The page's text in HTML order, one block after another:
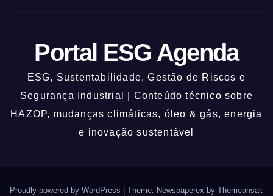
Portal ESG Agenda
ESG, Sustentabilidade, Gestão de Riscos e
Segurança Industrial | Conteúdo técnico sobre
HAZOP, mudanças climáticas, óleo & gás, energia
e inovação sustentável
Proudly powered by WordPress Theme: Newspaperex by Themeansar.